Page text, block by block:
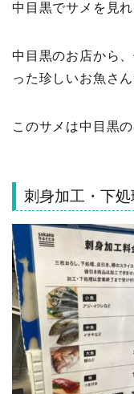
中目黒でサメを見
中目黒のお店から
った珍しいお魚さ
このサメは中目黒
刺身加工・下